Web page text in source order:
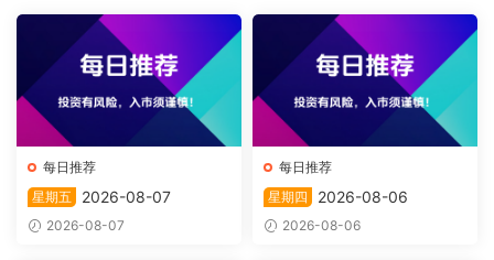
每日推荐
星期五
2026-08-07
2026-08-07
每日推荐
星期四
2026-08-06
2026-08-06